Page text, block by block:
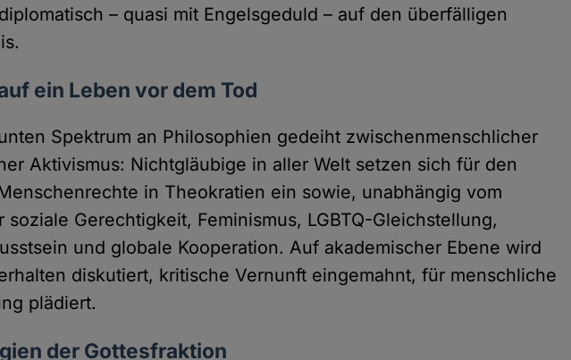
– quasi mit Engelsgeduld – auf den überfälligen
ein Leben vor dem Tod
Spektrum an Philosophien gedeiht zwischenmenschlicher
Aktivismus: Nichtgläubige in aller Welt setzen sich für den
in Theokratien ein sowie, unabhängig vom
soziale Gerechtigkeit, Feminismus, LGBTQ-Gleichstellung,
und globale Kooperation. Auf akademischer Ebene wird
diskutiert, kritische Vernunft eingemahnt, für menschliche
plädiert.
der Gottesfraktion